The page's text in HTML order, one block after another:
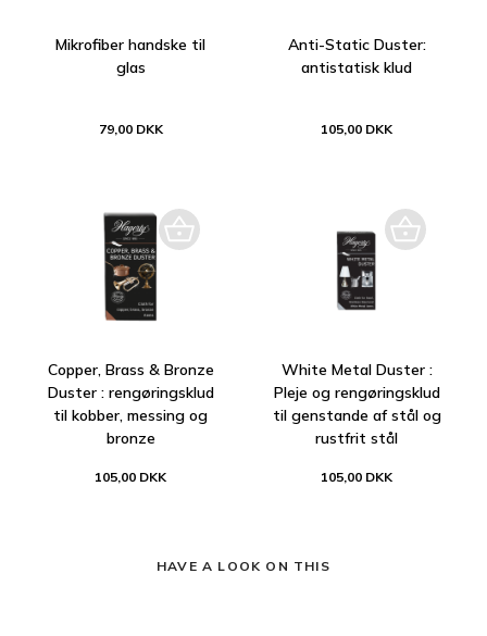
Mikrofiber handske til
glas
79,00 DKK
Anti-Static Duster:
antistatisk klud
105,00 DKK
Copper, Brass & Bronze
Duster : rengøringsklud
til kobber, messing og
bronze
105,00 DKK
White Metal Duster :
Pleje og rengøringsklud
til genstande af stål og
rustfrit stål
105,00 DKK
HAVE A LOOK ON THIS